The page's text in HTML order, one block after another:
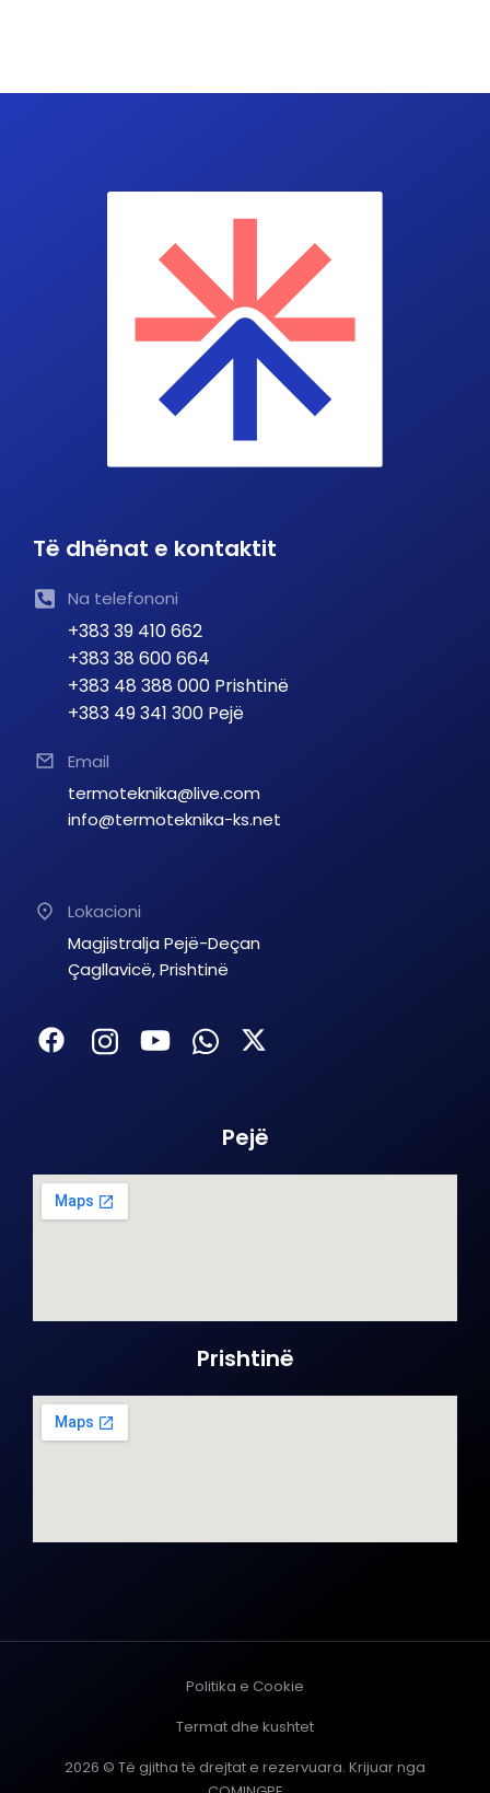
Të dhënat e kontaktit
Na telefononi
+383 39 410 662
+383 38 600 664
+383 48 388 000 Prishtinë
+383 49 341 300 Pejë
Email
termoteknika@live.com
info@termoteknika-ks.net
Lokacioni
Magjistralja Pejë-Deçan
Çagllavicë, Prishtinë
Pejë
Prishtinë
2026 © Të gjitha të drejtat e rezervuara. Krijuar nga
Politika e Cookie
Termat dhe kushtet